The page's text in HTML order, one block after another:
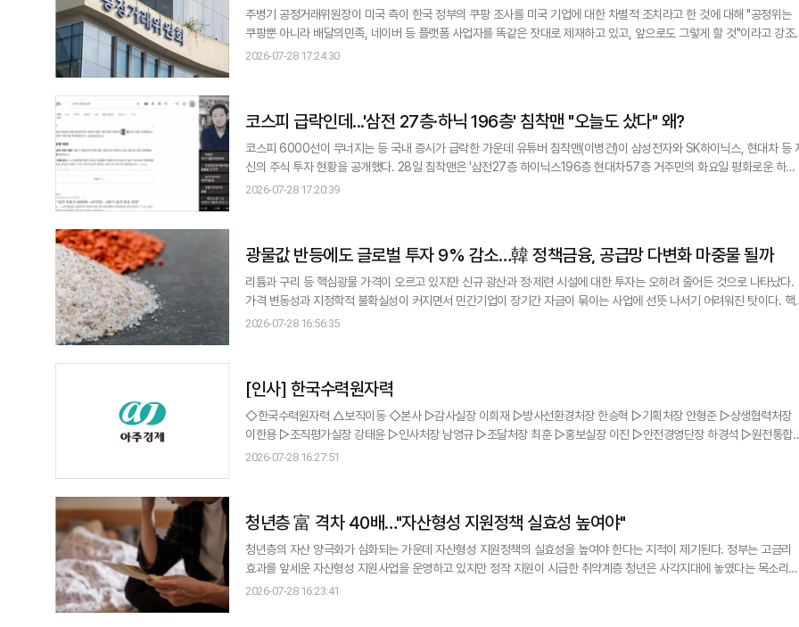
주병기 공정거래위원장이 미국 측이 한국 정부의 쿠팡 조사를 미국 기업에 대한 차별적 조치라고 한 것에 대해 "공정위는
쿠팡뿐 아니라 배달의민족, 네이버 등 플랫폼 사업자를 똑같은 잣대로 제재하고 있고, 앞으로도 그렇게 할 것"이라고 강조
했다. 주 위원장은 28일 국회에서 열린 22대 국회 후반기 첫 정무위원회 전체회의에서 "쿠팡과 관련해 공정위가 다루고 있
2026-07-28 17:24:30
코스피 급락인데...'삼전 27층·하닉 196층' 침착맨 "오늘도 샀다" 왜?
코스피 6000선이 무너지는 등 국내 증시가 급락한 가운데 유튜버 침착맨(이병건)이 삼성전자와 SK하이닉스, 현대차 등
신의 주식 투자 현황을 공개했다. 28일 침착맨은 '삼전27층 하이닉스196층 현대차57층 거주민의 화요일 평화로운 하
루'라는 제목의 유튜브 라이브 방송을 진행했다. 이날 그는 "삼성전자 27층, 하이닉스 196층, 현대차 57층"이라며 "뇌동매
2026-07-28 17:20:39
광물값 반등에도 글로벌 투자 9% 감소…韓 정책금융, 공급망 다변화 마중물 될까
리튬과 구리 등 핵심광물 가격이 오르고 있지만 신규 광산과 정·제련 시설에 대한 투자는 오히려 줄어든 것으로 나타났다.
가격 변동성과 지정학적 불확실성이 커지면서 민간기업이 장기간 자금이 묶이는 사업에 선뜻 나서기 어려워진 탓이다. 핵
심광물 수입 의존도가 높은 우리나라가 정책금융을 통해 민간의 투자 위험을 실질적으로 낮추고 대체 공급망 확보를 뒷받
2026-07-28 16:56:35
[인사] 한국수력원자력
◇한국수력원자력 △보직이동 ◇본사 ▷감사실장 이희재 ▷방사선환경처장 한승혁 ▷기획처장 안형준 ▷상생협력처장
이한용 ▷조직평가실장 강태윤 ▷인사처장 남영규 ▷조달처장 최훈 ▷홍보실장 이진 ▷안전경영단장 하경석 ▷원전통합
영실장 최준녕 ▷발전처장 김덕헌 ▷규제협력처장 양승태 ▷원전사후관리처장 김병직 ▷연료실장 정윤창 ▷엔지니어링처
2026-07-28 16:27:51
청년층 富 격차 40배…"자산형성 지원정책 실효성 높여야"
청년층의 자산 양극화가 심화되는 가운데 자산형성 지원정책의 실효성을 높여야 한다는 지적이 제기된다. 정부는 고금리
효과를 앞세운 자산형성 지원사업을 운영하고 있지만 정작 지원이 시급한 취약계층 청년은 사각지대에 놓였다는 목소리도
잇따른다. 28일 국회입법조사처의 '청년 자산형성 지원사업은 취약청년에게 어떤 의미인가' 보고서에 따르면 청년가구의
2026-07-28 16:23:41